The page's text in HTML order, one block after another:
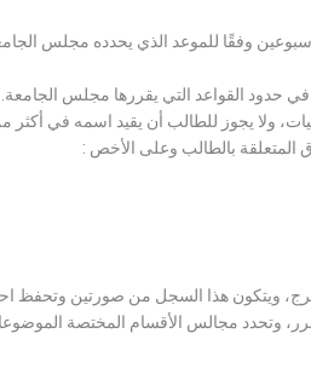
وفقًا للموعد الذي يحدده مجلس
حدود القواعد التي يقررها مجلس الجامعة.
ولا يجوز للطالب أن يقيد اسمه في
المتعلقة بالطالب وعلى الأخص :
ويتكون هذا السجل من صورتين وتحفظ
وتحدد مجالس الأقسام المختصة